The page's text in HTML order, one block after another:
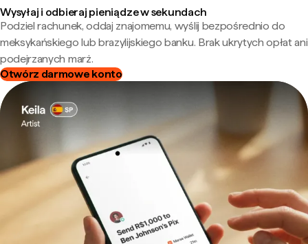
Wysyłaj i odbieraj pieniądze w sekundach
Podziel rachunek, oddaj znajomemu, wyślij bezpośrednio do
meksykańskiego lub brazylijskiego banku. Brak ukrytych opłat ani
podejrzanych marż.
Otwórz darmowe konto